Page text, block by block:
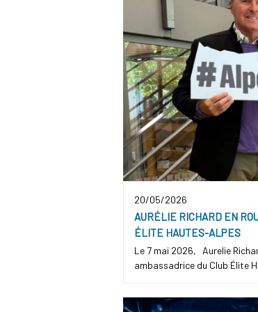
20/05/2026
AURÉLIE RICHARD EN
ÉLITE HAUTES-ALPES
Le 7 mai 2026, Aurelie
ambassadrice du Club Élite